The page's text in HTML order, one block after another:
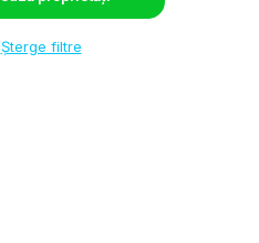
Șterge filtre